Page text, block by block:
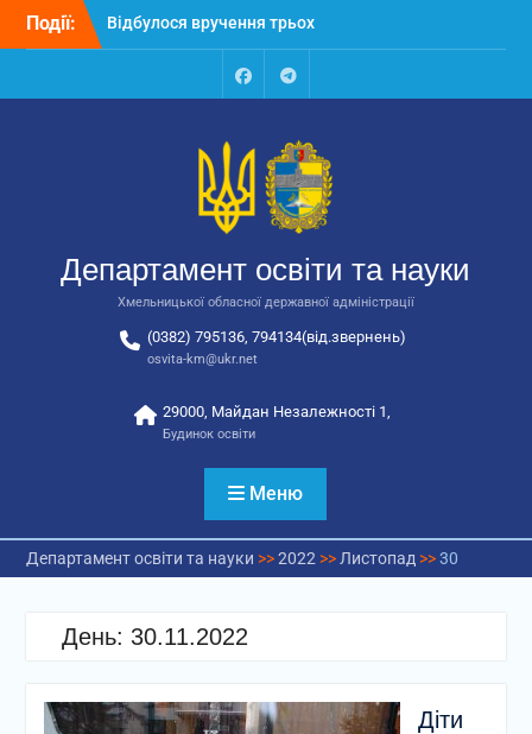
Перейти
Події:
Відбулося вручення трьох
автобусів для потреб
Відбулося засідання
освіти та науки обласної
державної адміністрації
Відбулась обласна
національно-патріотичне
виховання
FacebookTalegram
Департамент освіти та науки
Хмельницької обласної державної адміністрації
(0382) 795136, 794134(від.звернень)
osvita-km@ukr.net
29000, Майдан Незалежності 1,
Будинок освіти
Меню
Департамент освіти та науки >>2022 >> Листопад >>30
День: 30.11.2022
Діти